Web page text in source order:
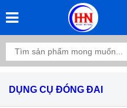
DỤNG CỤ ĐÓNG ĐAI